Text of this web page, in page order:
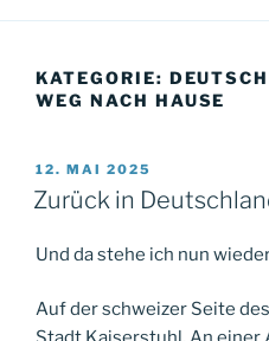
KATEGORIE:
WEG NACH HAUSE
VERÖFFENTLICHT
AM
12. MAI 2025
Zurück in
Und da stehe ich nun
Auf der schweizer Seite